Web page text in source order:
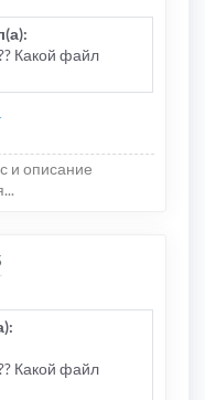
Какой файл
и описание
Какой файл